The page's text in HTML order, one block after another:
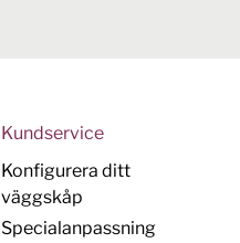
Kundservice
Konfigurera ditt
väggskåp
Specialanpassning